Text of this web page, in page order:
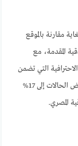
مقارنة بالموقع
المقدمة، مع
إمكانية الاستفادة من إدارة Lemon Spaces الاحترافية التي تضمن
تحقيق أعلى عائد إيجاري محتمل، يصل في بعض الحالات إلى 17%
المصري.